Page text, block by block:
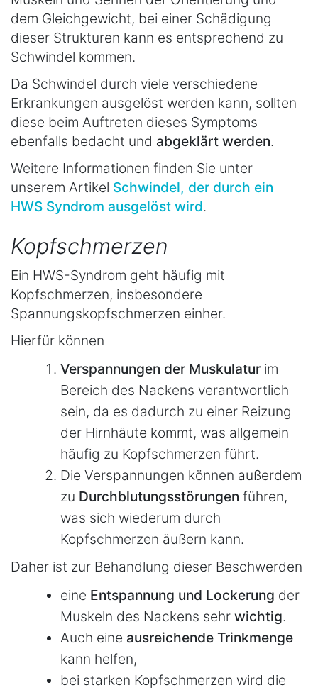
dem Gleichgewicht, bei einer Schädigung
dieser Strukturen kann es entsprechend zu
Schwindel kommen.
Da Schwindel durch viele verschiedene
Erkrankungen ausgelöst werden kann, sollten
diese beim Auftreten dieses Symptoms
ebenfalls bedacht und abgeklärt werden.
Weitere Informationen finden Sie unter
unserem Artikel Schwindel, der durch ein
HWS Syndrom ausgelöst wird.
Kopfschmerzen
Ein HWS-Syndrom geht häufig mit
Kopfschmerzen, insbesondere
Spannungskopfschmerzen einher.
Hierfür können
Verspannungen der Muskulatur im
Bereich des Nackens verantwortlich
sein, da es dadurch zu einer Reizung
der Hirnhäute kommt, was allgemein
häufig zu Kopfschmerzen führt.
Die Verspannungen können außerdem
zu Durchblutungsstörungen führen,
was sich wiederum durch
Kopfschmerzen äußern kann.
Daher ist zur Behandlung dieser Beschwerden
eine Entspannung und Lockerung der
Muskeln des Nackens sehr wichtig.
Auch eine ausreichende Trinkmenge
kann helfen,
bei starken Kopfschmerzen wird die